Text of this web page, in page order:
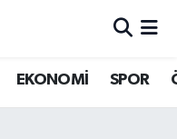
EKONOMİ SPOR